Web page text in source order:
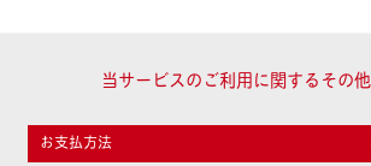
当サービスのご利用に関するその
お支払方法